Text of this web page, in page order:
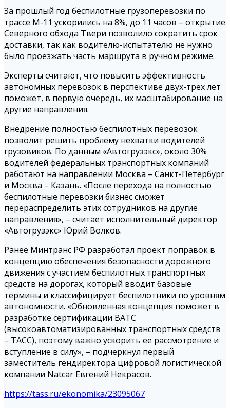
За прошлый год беспилотные грузоперевозки по
трассе М-11 ускорились на 8%, до 11 часов – открытие
Северного обхода Твери позволило сократить срок
доставки, так как водителю-испытателю не нужно
было проезжать часть маршрута в ручном режиме.
Эксперты считают, что повысить эффективность
автономных перевозок в перспективе двух-трех лет
поможет, в первую очередь, их масштабирование на
другие направления.
Внедрение полностью беспилотных перевозок
позволит решить проблему нехватки водителей
грузовиков. По данным «Автогрузэкс», около 30%
водителей федеральных транспортных компаний
работают на направлении Москва – Санкт-Петербург
и Москва – Казань. «После перехода на полностью
беспилотные перевозки бизнес сможет
перераспределить этих сотрудников на другие
направления», – считает исполнительный директор
«Автогрузэкс» Юрий Волков.
Ранее Минтранс РФ разработал проект поправок в
концепцию обеспечения безопасности дорожного
движения с участием беспилотных транспортных
средств на дорогах, который вводит базовые
термины и классифицирует беспилотники по уровням
автономности. «Обновленная концепция поможет в
разработке сертификации ВАТС
(высокоавтоматизированных транспортных средств
– ТАСС), поэтому важно ускорить ее рассмотрение и
вступление в силу», – подчеркнул первый
заместитель гендиректора цифровой логистической
компании Natcar Евгений Некрасов.
https://tass.ru/ekonomika/23095067